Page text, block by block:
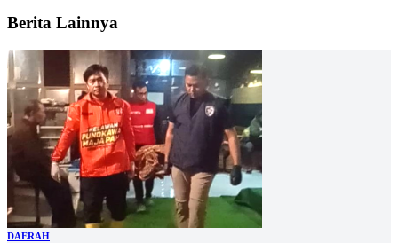
Berita Lainnya
DAERAH